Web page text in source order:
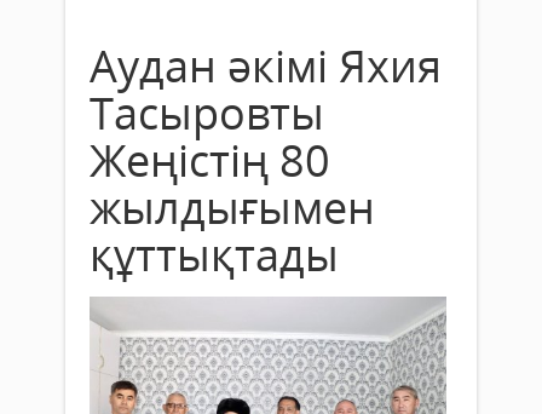
Аудан әкімі Яхия
Тасыровты
Жеңістің 80
жылдығымен
құттықтады